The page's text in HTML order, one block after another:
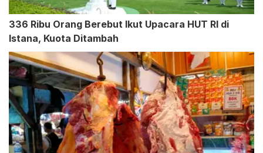
336 Ribu Orang Berebut Ikut Upacara HUT RI di
Istana, Kuota Ditambah